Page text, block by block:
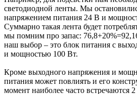
светодиодной ленты. Мы
напряжением питания 24 В и
Суммарно такая лента будет
мы помним про запас:
наш выбор – это блок питания с
и мощностью 100 Вт.
Кроме выходного напряжения и
питания может повлиять и его
момент наиболее часто встречаются